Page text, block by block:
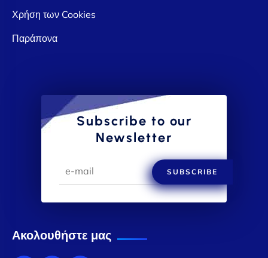
Χρήση των Cookies
Παράπονα
Subscribe to our
Newsletter
SUBSCRIBE
Ακολουθήστε μας